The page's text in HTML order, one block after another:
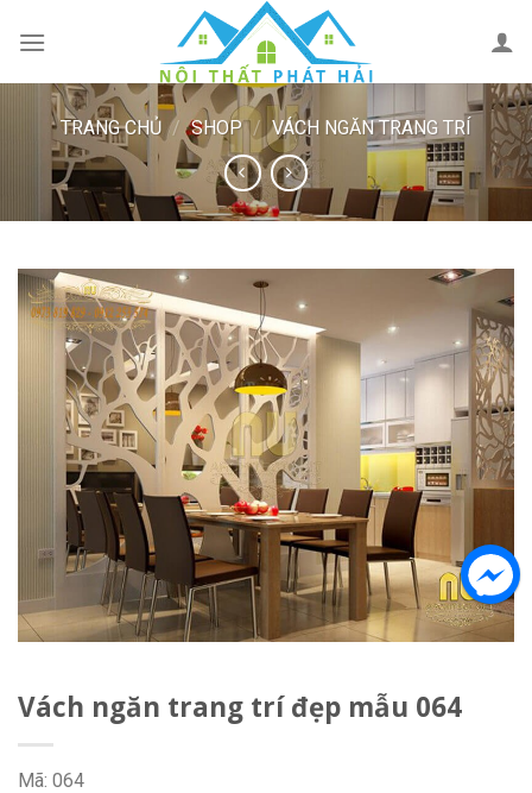
TRANG CHỦ / SHOP / VÁCH NGĂN TRANG TRÍ
Vách ngăn trang trí đẹp mẫu 064
Mã: 064